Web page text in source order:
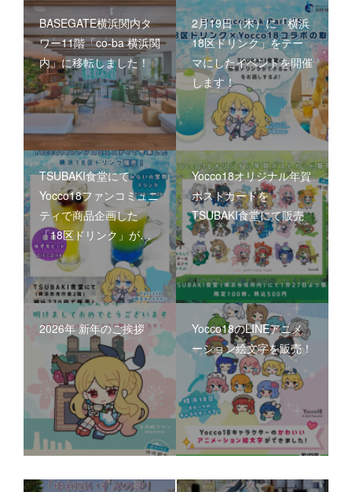
BASEGATE横浜関内タ
ワー11階「co-ba 横浜関
内」に移転しました！
2月19日（木）に「横浜
18区ドリンク」をテー
マにしたイベントを開催
します！
TSUBAKI食堂にて
Yocco18ファンコミュニ
ティで商品企画した
「18区ドリンク」が…
Yocco18オリジナル年賀
ポストカードを
TSUBAKI食堂にて販売
2026年 新年のご挨拶
Yocco18のLINEアニメ
ーション絵文字を販売！